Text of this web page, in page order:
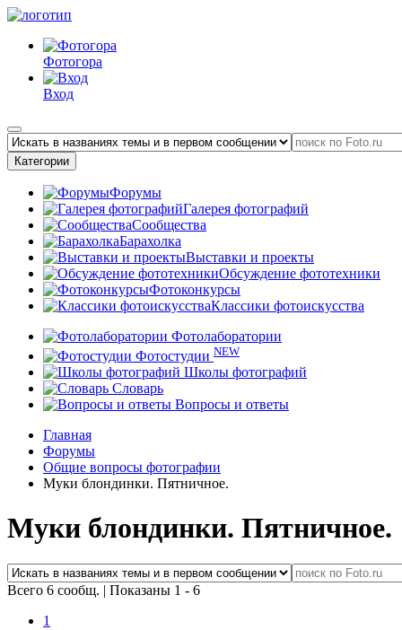
Фотогора
Вход
Категории
Форумы
Галерея фотографий
Сообщества
Барахолка
Выставки и проекты
Обсуждение фототехники
Фотоконкурсы
Классики фотоискусства
Фотолаборатории
Фотостудии NEW
Школы фотографий
Словарь
Вопросы и ответы
Главная
Форумы
Общие вопросы фотографии
Муки блондинки. Пятничное.
Муки блондинки. Пятничное.
Всего 6 сообщ. | Показаны 1 - 6
1